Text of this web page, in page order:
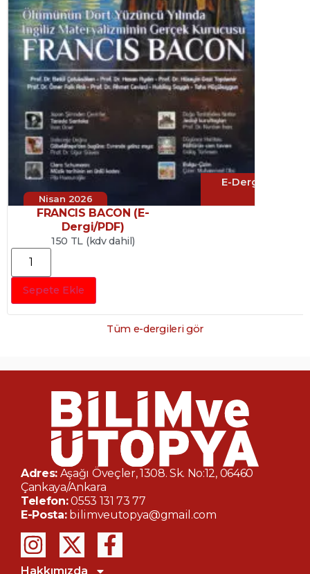
Nisan 2026
E-Dergi
FRANCIS BACON (E-
Dergi/PDF)
150 TL (kdv dahil)
Sepete Ekle
Tüm e-dergileri gör
Adres: Aşağı Öveçler, 1308. Sk. No:12, 06460
Çankaya/Ankara
Telefon:0553 131 73 77
E-Posta: bilimveutopya@gmail.com
Hakkımızda